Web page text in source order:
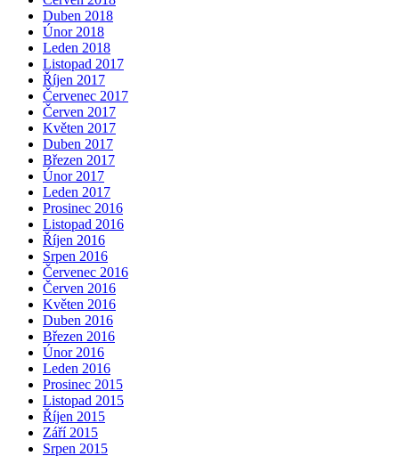
Duben 2018
Únor 2018
Leden 2018
Listopad 2017
Říjen 2017
Červenec 2017
Červen 2017
Květen 2017
Duben 2017
Březen 2017
Únor 2017
Leden 2017
Prosinec 2016
Listopad 2016
Říjen 2016
Srpen 2016
Červenec 2016
Červen 2016
Květen 2016
Duben 2016
Březen 2016
Únor 2016
Leden 2016
Prosinec 2015
Listopad 2015
Říjen 2015
Září 2015
Srpen 2015